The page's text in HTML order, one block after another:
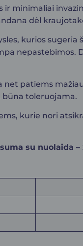
minimaliai
dėl
kurios
nepastebimos.
net patiems
būna toleruojama.
kurie nori
su nuolaida